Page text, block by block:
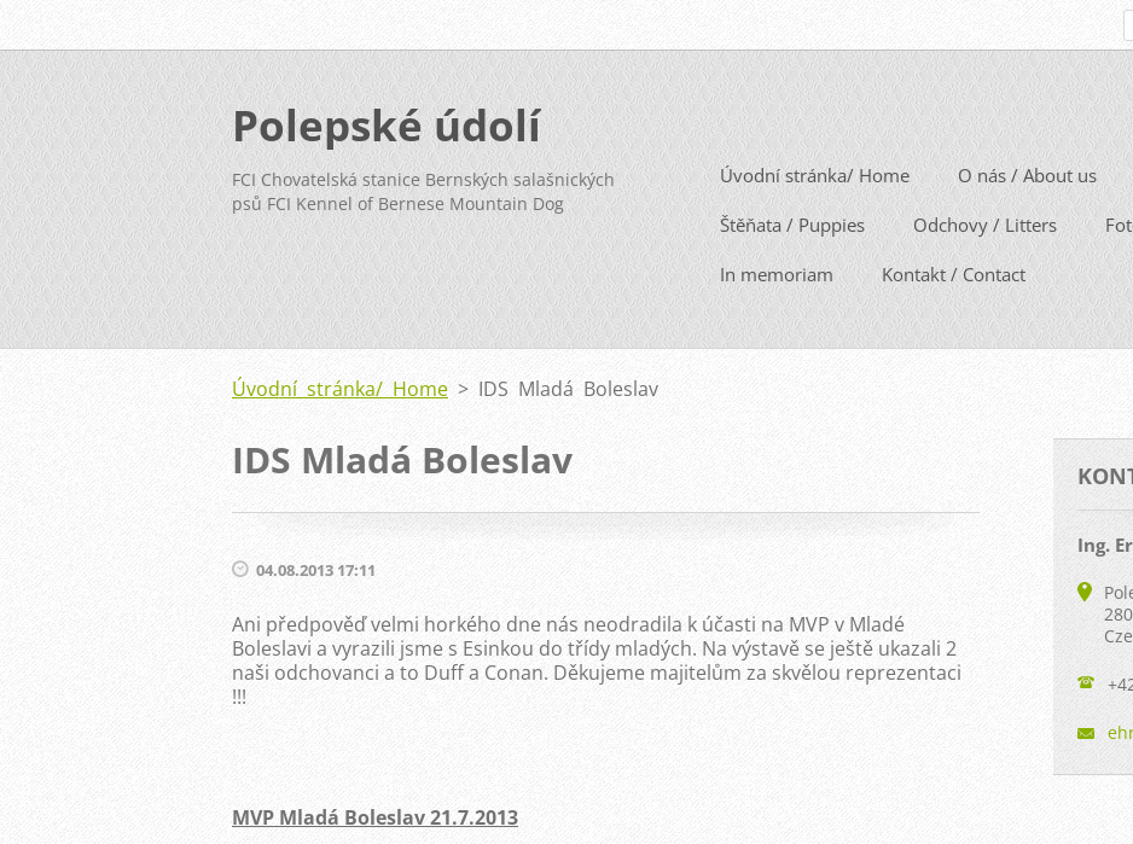
Polepské údolí
FCI Chovatelská stanice Bernských salašnických
psů FCI Kennel of Bernese Mountain Dog
Úvodní stránka/ Home O nás / About us
Štěňata / Puppies Odchovy / Litters
In memoriam Kontakt / Contact
Úvodní stránka/ Home > IDS Mladá Boleslav
IDS Mladá Boleslav
04.08.2013 17:11
Ani předpověď velmi horkého dne nás neodradila k účasti na MVP v Mladé
Boleslavi a vyrazili jsme s Esinkou do třídy mladých. Na výstavě se ještě ukazali 2
naši odchovanci a to Duff a Conan. Děkujeme majitelům za skvělou reprezentaci
!!!
MVP Mladá Boleslav 21.7.2013
Ing.